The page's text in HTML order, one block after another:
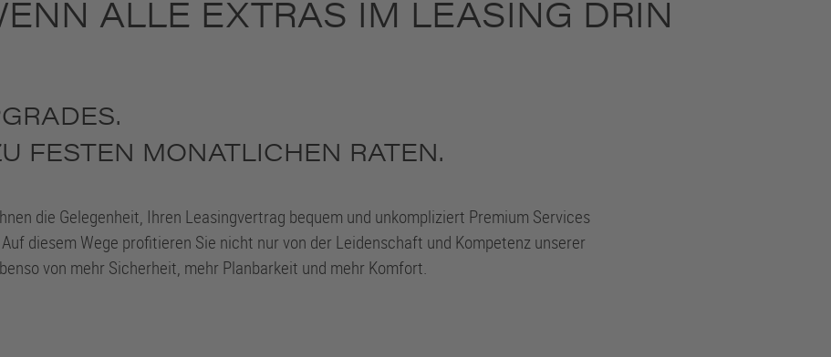
ALLE EXTRAS IM LEASING DRIN
FESTEN MONATLICHEN RATEN.
die Gelegenheit, Ihren Leasingvertrag bequem und unkompliziert Premium Services
diesem Wege profitieren Sie nicht nur von der Leidenschaft und Kompetenz unserer
von mehr Sicherheit, mehr Planbarkeit und mehr Komfort.